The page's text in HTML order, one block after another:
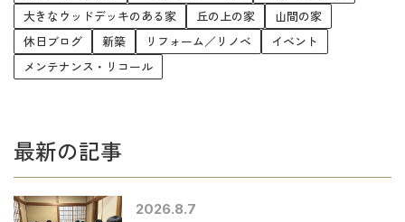
大きなウッドデッキのある家
丘の上の家
山間の家
休日ブログ
新築 リフォーム／リノベ
イベント
メンテナンス・リコール
最新の記事
2026.8.7